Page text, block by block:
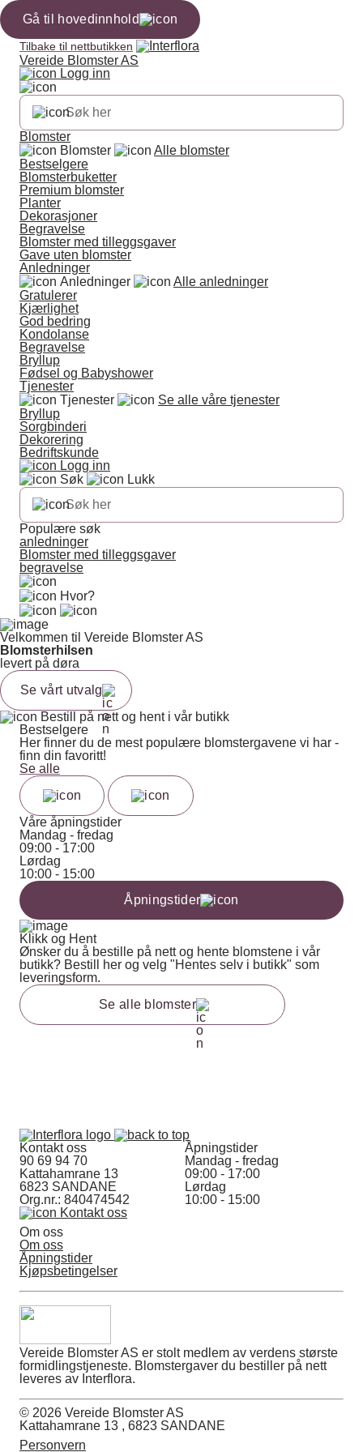
Gå til hovedinnhold
Tilbake til nettbutikken
Vereide Blomster AS
Logg inn
Blomster
Blomster
Alle blomster
Bestselgere
Blomsterbuketter
Premium blomster
Planter
Dekorasjoner
Begravelse
Blomster med tilleggsgaver
Gave uten blomster
Anledninger
Anledninger
Alle anledninger
Gratulerer
Kjærlighet
God bedring
Kondolanse
Begravelse
Bryllup
Fødsel og Babyshower
Tjenester
Tjenester
Se alle våre tjenester
Bryllup
Sorgbinderi
Dekorering
Bedriftskunde
Logg inn
Søk
Lukk
Populære søk
anledninger
Blomster med tilleggsgaver
begravelse
Hvor?
Velkommen til Vereide Blomster AS
Blomsterhilsen
levert på døra
Se vårt utvalg
Bestill på nett og hent i vår butikk
Bestselgere
Her finner du de mest populære blomstergavene vi har -
finn din favoritt!
Se alle
Våre åpningstider
Mandag - fredag
09:00 - 17:00
Lørdag
10:00 - 15:00
Åpningstider
Klikk og Hent
Ønsker du å bestille på nett og hente blomstene i vår
butikk? Bestill her og velg "Hentes selv i butikk" som
leveringsform.
Se alle blomster
Kontakt oss
90 69 94 70
Kattahamrane 13
6823 SANDANE
Org.nr.: 840474542
Kontakt oss
Åpningstider
Mandag - fredag
09:00 - 17:00
Lørdag
10:00 - 15:00
Om oss
Om oss
Åpningstider
Kjøpsbetingelser
Vereide Blomster AS er stolt medlem av verdens største
formidlingstjeneste. Blomstergaver du bestiller på nett
leveres av Interflora.
© 2026 Vereide Blomster AS
Kattahamrane 13 , 6823 SANDANE
Personvern